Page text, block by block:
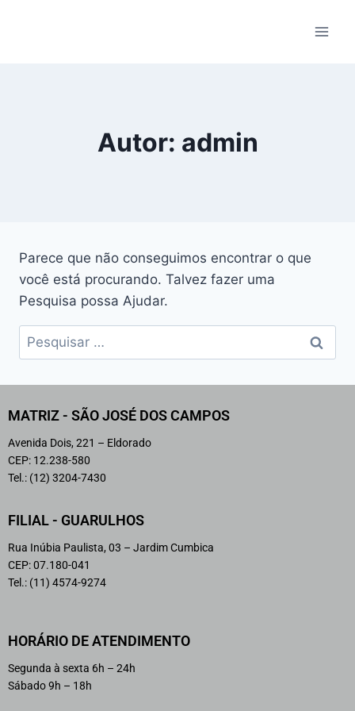
Autor: admin
Parece que não conseguimos encontrar o que
você está procurando. Talvez fazer uma
Pesquisa possa Ajudar.
MATRIZ - SÃO JOSÉ DOS CAMPOS
Avenida Dois, 221 – Eldorado
CEP: 12.238-580
Tel.: (12) 3204-7430
FILIAL - GUARULHOS
Rua Inúbia Paulista, 03 – Jardim Cumbica
CEP: 07.180-041
Tel.: (11) 4574-9274
HORÁRIO DE ATENDIMENTO
Segunda à sexta 6h – 24h
Sábado 9h – 18h